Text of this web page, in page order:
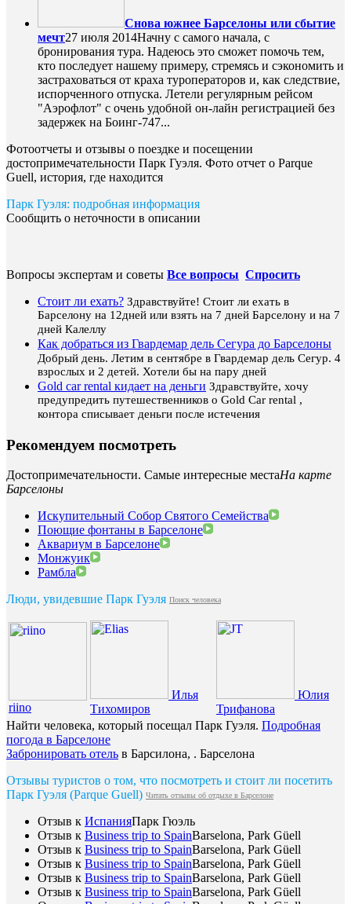
Снова южнее Барселоны или сбытие
мечт27 июля 2014Начну с самого начала, с
бронирования тура. Надеюсь это сможет помочь тем,
кто последует нашему примеру, стремясь и сэкономить и
застраховаться от краха туроператоров и, как следствие,
испорченного отпуска. Летели регулярным рейсом
"Аэрофлот" с очень удобной он-лайн регистрацией без
задержек на Боинг-747...
Фотоотчеты и отзывы о поездке и посещении
достопримечательности Парк Гуэля. Фото отчет о Parque
Guell, история, где находится
Парк Гуэля: подробная информация
Сообщить о неточности в описании
Вопросы экспертам и советы Все вопросы Спросить
Стоит ли ехать? Здравствуйте! Стоит ли ехать в
Барселону на 12дней или взять на 7 дней Барселону и на 7
дней Калеллу
Как добраться из Гвардемар дель Сегура до Барселоны
Добрый день. Летим в сентябре в Гвардемар дель Сегур. 4
взрослых и 2 детей. Хотели бы на пару дней
Gold car rental кидает на деньги Здравствуйте, хочу
предупредить путешественников о Gold Car rental ,
контора списывает деньги после истечения
Рекомендуем посмотреть
Достопримечательности. Самые интересные местаНа карте
Барселоны
Искупительный Собор Святого Семейства
Поющие фонтаны в Барселоне
Аквариум в Барселоне
Монжуик
Рамбла
Люди, увидевшие Парк Гуэля Поиск человека
riino
Илья
Тихомиров
Юлия
Трифанова
Найти человека, который посещал Парк Гуэля. Подробная
погода в Барселоне
Забронировать отель в Барсилона, . Барселона
Отзывы туристов о том, что посмотреть и стоит ли посетить
Парк Гуэля (Parque Guell) Читать отзывы об отдыхе в Барселоне
Отзыв к ИспанияПарк Гюэль
Отзыв к Business trip to SpainBarselona, Park Güell
Отзыв к Business trip to SpainBarselona, Park Güell
Отзыв к Business trip to SpainBarselona, Park Güell
Отзыв к Business trip to SpainBarselona, Park Güell
Отзыв к Business trip to SpainBarselona, Park Güell